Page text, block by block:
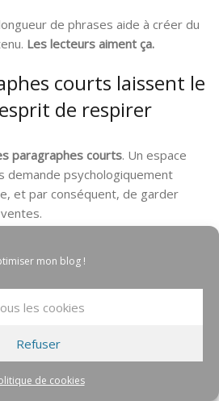
mon blog !
les cookies
Refuser
de cookies
de phrases aide à créer du
Les lecteurs aiment ça.
courts laissent le
de respirer
paragraphes courts. Un espace
demande psychologiquement
et par conséquent, de garder
des verbes